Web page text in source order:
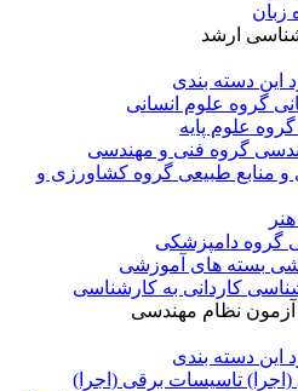
زبان
ارشد
این دسته بندی
گروه علوم انسانی
گروه علوم پایه
گروه فنی و مهندسی
گروه کشاورزی و
گروه دامپزشکی
بسته های آموزشی
کاردانی به کارشناسی
آزمون نظام مهندسی
این دسته بندی
تاسیسات برقی (اجرا)